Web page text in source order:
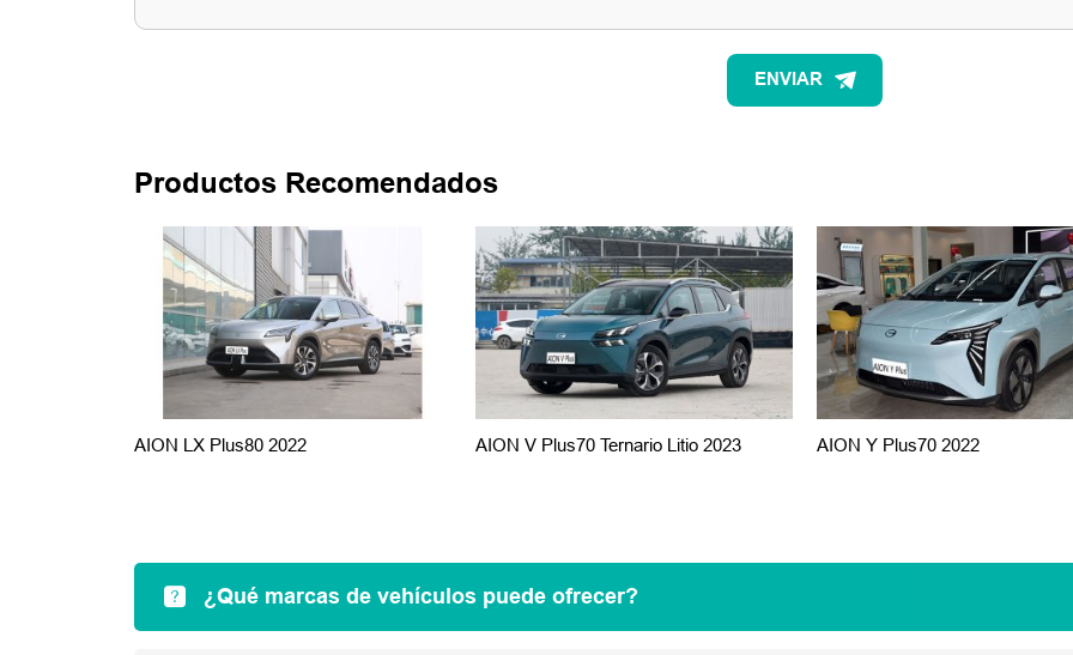
ENVIAR
Productos Recomendados
AION LX Plus80 2022 AION V Plus70 Ternario Litio 2023 AION Y Plus70 2022
¿Qué marcas de vehículos puede ofrecer?